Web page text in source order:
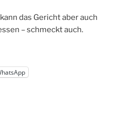
das Gericht aber auch
– schmeckt auch.